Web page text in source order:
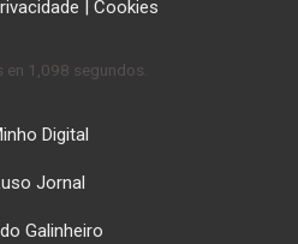
| Cookies
en 1,098 segundos.